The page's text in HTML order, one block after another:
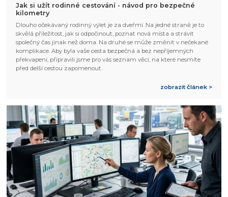
Jak si užít rodinné cestování - návod pro bezpečné
kilometry
Dlouho očekávaný rodinný výlet je za dveřmi. Na jedné straně je to
skvělá příležitost, jak si odpočinout, poznat nová místa a strávit
společný čas jinak než doma. Na druhé se může změnit v nečekané
komplikace. Aby byla vaše cesta bezpečná a bez nepříjemných
překvapení, připravili jsme pro vás seznam věcí, na které nesmíte
před delší cestou zapomenout.
zobrazit článek >